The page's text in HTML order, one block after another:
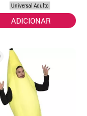
Universal Adulto
ADICIONAR